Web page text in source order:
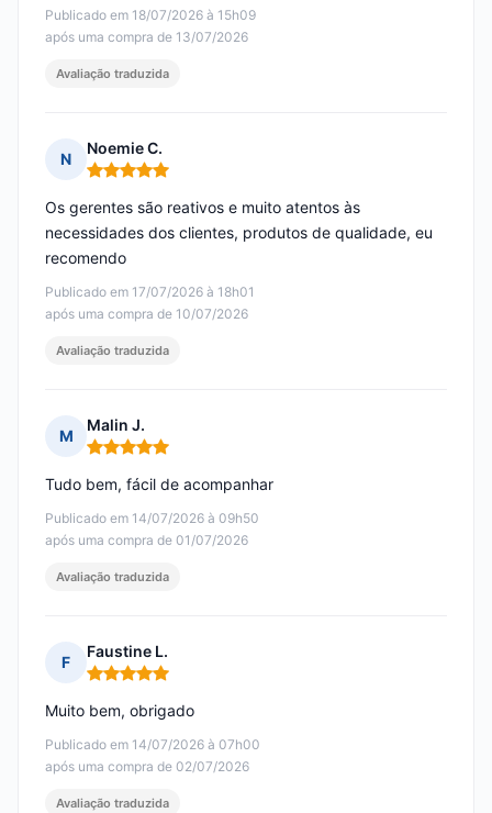
Publicado em 18/07/2026 à 15h09
após uma compra de 13/07/2026
Avaliação traduzida
N
Noemie C.
Nota: 5 em 5
Publicado em 17/07/2026 à 18h01
após uma compra de 10/07/2026
Os gerentes são reativos e muito atentos às
necessidades dos clientes, produtos de qualidade, eu
recomendo
Avaliação traduzida
M
Malin J.
Nota: 5 em 5
Publicado em 14/07/2026 à 09h50
após uma compra de 01/07/2026
Tudo bem, fácil de acompanhar
Avaliação traduzida
F
Faustine L.
Nota: 5 em 5
Publicado em 14/07/2026 à 07h00
após uma compra de 02/07/2026
Muito bem, obrigado
Avaliação traduzida